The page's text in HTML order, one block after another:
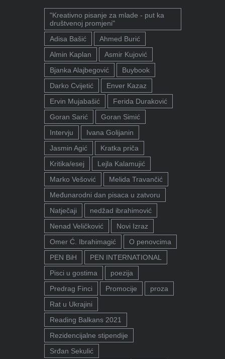
"Kreativno pisanje za mlade - put ka
društvenoj promjeni"
Adisa Bašić
Ahmed Burić
Almin Kaplan
Asmir Kujović
Bjanka Alajbegović
Buybook
Darko Cvijetić
Enver Kazaz
Ervin Mujabašić
Ferida Duraković
Goran Sarić
Goran Simić
Intervju
Ivana Golijanin
Jasmin Agić
Kratka priča
Kritika/esej
Lejla Kalamujić
Marko Vešović
Melida Travančić
Međunarodni dan pisaca u zatvoru
Natječaji
nedžad ibrahimović
Nenad Veličković
Novi Izraz
Omer Ć. Ibrahimagić
O penovcima
PEN BiH
PEN INTERNATIONAL
Pisci u gostima
poezija
Predrag Finci
Promocije
proza
Rat u Ukrajini
Reading Balkans 2021
Rezidencijalne stipendije
Srđan Sekulić